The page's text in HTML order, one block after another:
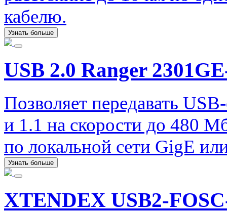
кабелю.
Узнать больше
USB 2.0 Ranger
Позволяет передавать
и 1.1 на скорости до 480
по локальной сети GigE
Узнать больше
XTENDEX USB2-